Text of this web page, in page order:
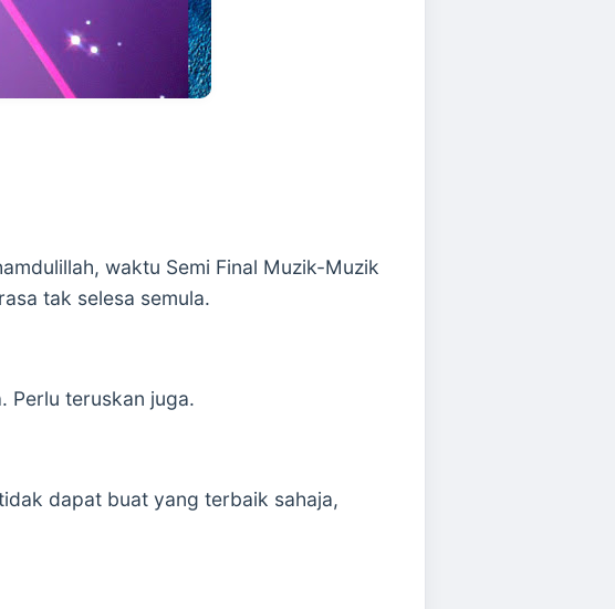
waktu Semi Final Muzik-Muzik
tak selesa semula.
Perlu teruskan juga.
dapat buat yang terbaik sahaja,